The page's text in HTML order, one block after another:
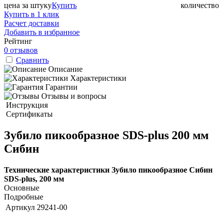
цена за штуку количество
Купить
Купить в 1 клик
Расчет доставки
Добавить в избранное
Рейтинг
0 отзывов
Сравнить
Описание
Характеристики
Гарантии
Отзывы и вопросы
Инструкция
Сертификаты
Зубило пикообразное SDS-plus 200 мм
Сибин
Технические характеристики Зубило пикообразное Сибин
SDS-plus, 200 мм
Основные
Подробные
Артикул 29241-00